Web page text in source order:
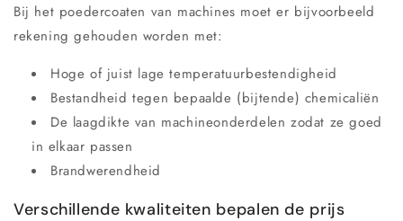
Bij het poedercoaten van machines moet er bijvoorbeeld
rekening gehouden worden met:
Hoge of juist lage temperatuurbestendigheid
Bestandheid tegen bepaalde (bijtende) chemicaliën
De laagdikte van machineonderdelen zodat ze goed
in elkaar passen
Brandwerendheid
Verschillende kwaliteiten bepalen de prijs